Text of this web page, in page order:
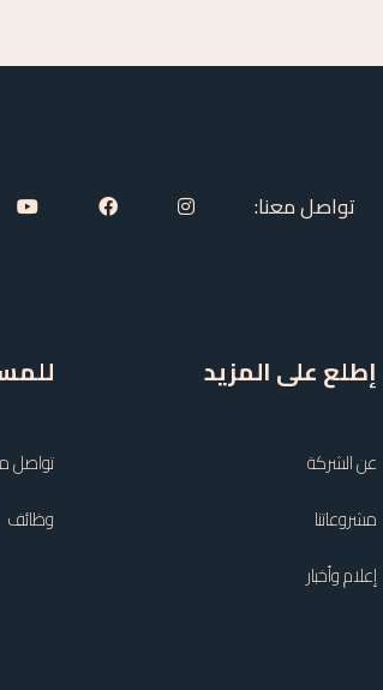
تواصل معنا:
إطلع على المزيد
عن الشركة
مشروعاتنا
إعلام وأخبار
تواصل
وظائف